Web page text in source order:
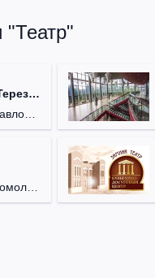
"Театр"
д. 6.
д. 4.